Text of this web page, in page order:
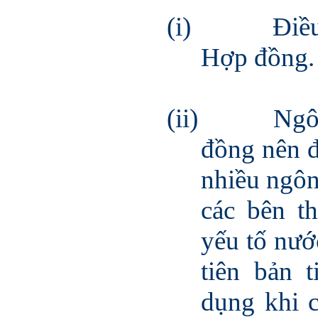
(i)
Hợp đồng.
(ii)
đồng nên
nhiều
các bên
yếu tố
tiên bản
dụng khi